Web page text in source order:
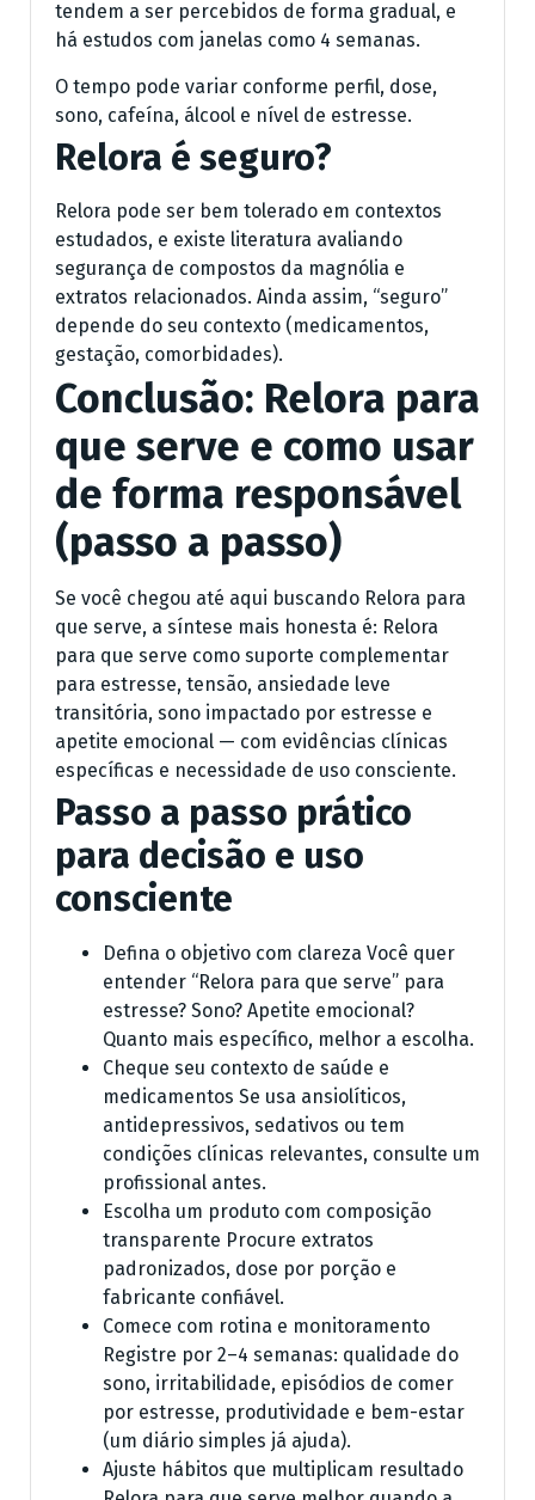
tendem a ser percebidos de forma gradual, e
há estudos com janelas como 4 semanas.
O tempo pode variar conforme perfil, dose,
sono, cafeína, álcool e nível de estresse.
Relora é seguro?
Relora pode ser bem tolerado em contextos
estudados, e existe literatura avaliando
segurança de compostos da magnólia e
extratos relacionados. Ainda assim, “seguro”
depende do seu contexto (medicamentos,
gestação, comorbidades).
Conclusão: Relora para
que serve e como usar
de forma responsável
(passo a passo)
Se você chegou até aqui buscando Relora para
que serve, a síntese mais honesta é: Relora
para que serve como suporte complementar
para estresse, tensão, ansiedade leve
transitória, sono impactado por estresse e
apetite emocional — com evidências clínicas
específicas e necessidade de uso consciente.
Passo a passo prático
para decisão e uso
consciente
Defina o objetivo com clareza Você quer
entender “Relora para que serve” para
estresse? Sono? Apetite emocional?
Quanto mais específico, melhor a escolha.
Cheque seu contexto de saúde e
medicamentos Se usa ansiolíticos,
antidepressivos, sedativos ou tem
condições clínicas relevantes, consulte um
profissional antes.
Escolha um produto com composição
transparente Procure extratos
padronizados, dose por porção e
fabricante confiável.
Comece com rotina e monitoramento
Registre por 2–4 semanas: qualidade do
sono, irritabilidade, episódios de comer
por estresse, produtividade e bem-estar
(um diário simples já ajuda).
Ajuste hábitos que multiplicam resultado